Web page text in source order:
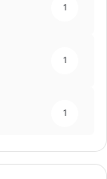
1
1
1